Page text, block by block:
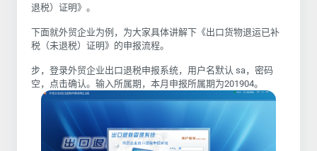
退税）证明》。
下面就外贸企业为例，为大家具体讲解下《出口货物退运已补
税（未退税）证明》的申报流程。
步，登录外贸企业出口退税申报系统，用户名默认 sa，密码
空，点击确认。输入所属期，本月申报所属期为201904。